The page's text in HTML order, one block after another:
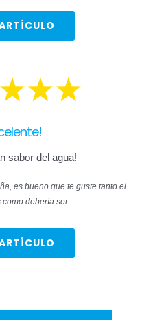
sabor del agua!
es bueno que te guste tanto el
como debería ser.